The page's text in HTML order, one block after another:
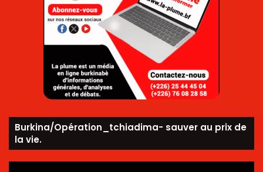
Burkina/Opération_tchiadima- sauver au prix de
la vie.